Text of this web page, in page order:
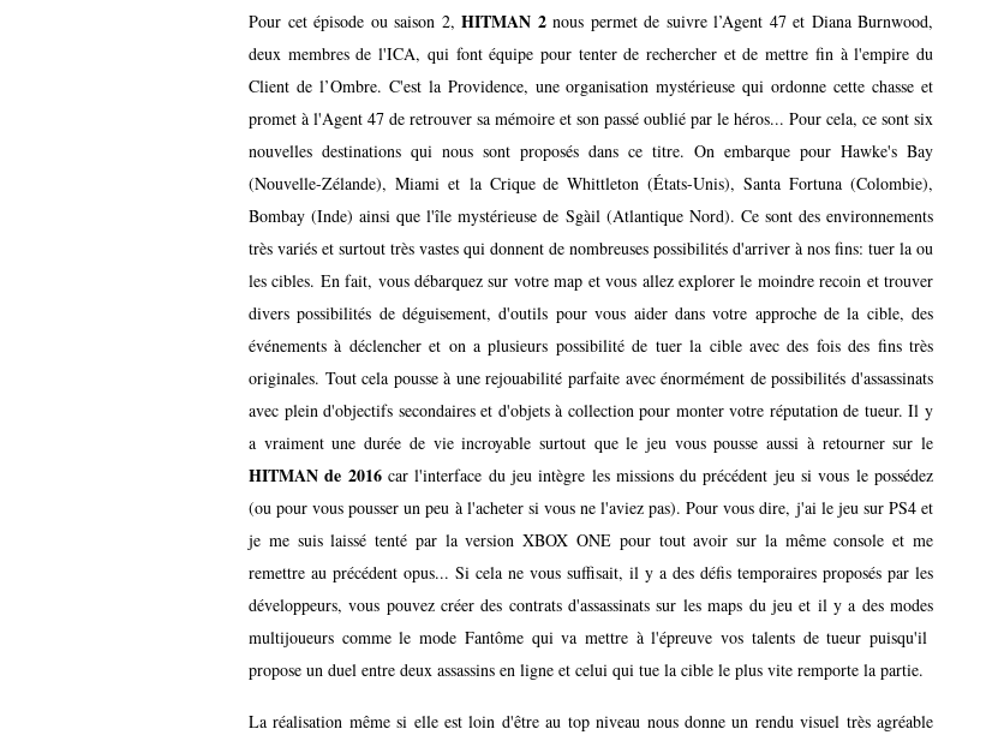
Pour cet épisode ou saison 2, HITMAN 2nous permet de suivre l’Agent 47 et Diana Burnwood,
deux membres de l'ICA, qui font équipe pour tenter de rechercher et de mettre fin à l'empire du
Client de l’Ombre. C'est la Providence, une organisation mystérieuse qui ordonne cette chasse et
promet à l'Agent 47 de retrouver sa mémoire et son passé oublié par le héros... Pour cela, ce sont six
nouvelles destinations qui nous sont proposés dans ce titre. On embarque pour Hawke's Bay
(Nouvelle-Zélande), Miami et la Crique de Whittleton (États-Unis), Santa Fortuna (Colombie),
Bombay (Inde) ainsi que l'île mystérieuse de Sgàil (Atlantique Nord). Ce sont des environnements
très variés et surtout très vastes qui donnent de nombreuses possibilités d'arriver à nos fins: tuer la ou
les cibles. En fait, vous débarquez sur votre map et vous allez explorer le moindre recoin et trouver
divers possibilités de déguisement, d'outils pour vous aider dans votre approche de la cible, des
événements à déclencher et on a plusieurs possibilité de tuer la cible avec des fois des fins très
originales. Tout cela pousse à une rejouabilité parfaite avec énormément de possibilités d'assassinats
avec plein d'objectifs secondaires et d'objets à collection pour monter votre réputation de tueur. Il y
a vraiment une durée de vie incroyable surtout que le jeu vous pousse aussi à retourner sur le
HITMAN de 2016car l'interface du jeu intègre les missions du précédent jeu si vous le possédez
(ou pour vous pousser un peu à l'acheter si vous ne l'aviez pas). Pour vous dire, j'ai le jeu sur PS4 et
je me suis laissé tenté par la version XBOX ONE pour tout avoir sur la même console et me
remettre au précédent opus... Si cela ne vous suffisait, il y a des défis temporaires proposés par les
développeurs, vous pouvez créer des contrats d'assassinats sur les maps du jeu et il y a des modes
multijoueurs comme le mode Fantôme qui va mettre à l'épreuve vos talents de tueur puisqu'il
propose un duel entre deux assassins en ligne et celui qui tue la cible le plus vite remporte la partie.
La réalisation même si elle est loin d'être au top niveau nous donne un rendu visuel très agréable